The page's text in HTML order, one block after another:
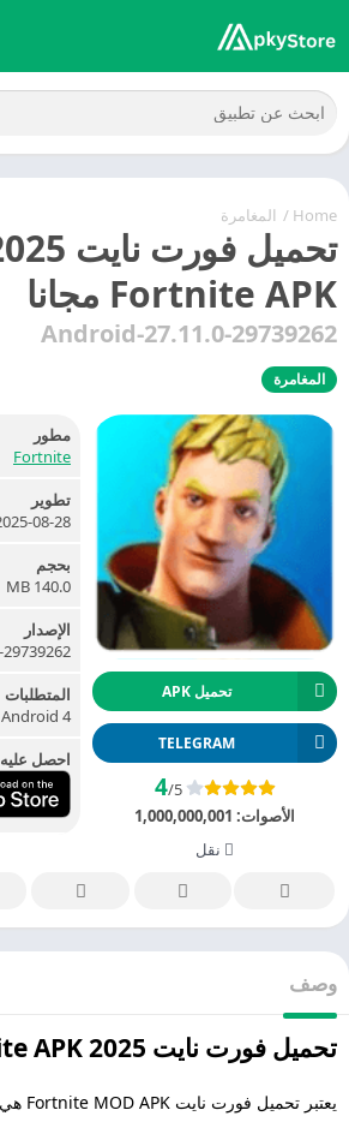
Home
/ المغامرة
تحميل فورت
Fortnite APK مجانا
27.11.0-29739262-Android
المغامرة
تحميل APK
TELEGRAM
4/5
الأصوات: 1,000,000,001
نقل
مطور
Fortnite
تطوير
08-28
بحجم
140.0 MB
الإصدار
Android
المتطلبات
4
احصل عليه
وصف
تحميل فورت نايت 2025 Fortnite APK مجانا
يعتبر تحميل فورت نايت Fortnite MOD APK هي